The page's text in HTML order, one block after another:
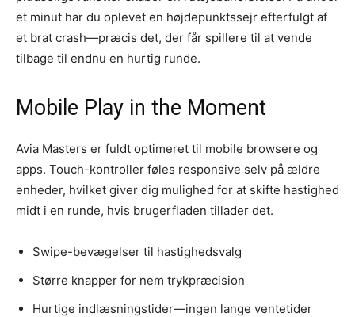
et minut har du oplevet en højdepunktssejr efterfulgt af
et brat crash—præcis det, der får spillere til at vende
tilbage til endnu en hurtig runde.
Mobile Play in the Moment
Avia Masters er fuldt optimeret til mobile browsere og
apps. Touch-kontroller føles responsive selv på ældre
enheder, hvilket giver dig mulighed for at skifte hastighed
midt i en runde, hvis brugerfladen tillader det.
Swipe-bevægelser til hastighedsvalg
Større knapper for nem trykpræcision
Hurtige indlæsningstider—ingen lange ventetider